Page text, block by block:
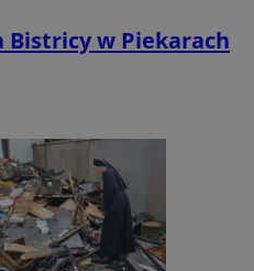
Bistricy w Piekarach